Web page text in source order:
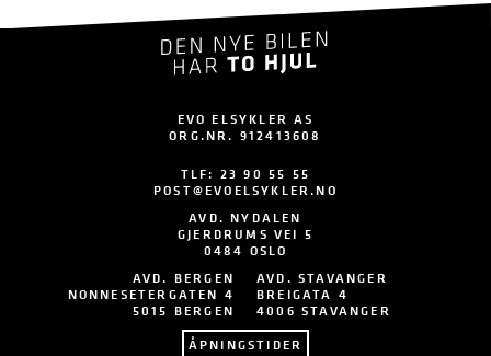
EVO ELSYKLER AS
ORG.NR. 912413608
TLF: 23 90 55 55
POST@EVOELSYKLER.NO
AVD. NYDALEN
GJERDRUMS VEI 5
0484 OSLO
AVD. BERGEN
NONNESETERGATEN 4
5015 BERGEN
AVD. STAVANGER
BREIGATA 4
4006 STAVANGER
ÅPNINGSTIDER